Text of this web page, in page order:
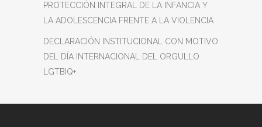
PROTECCIÓN INTEGRAL DE LA INFANCIA Y
LA ADOLESCENCIA FRENTE A LA VIOLENCIA
DECLARACIÓN INSTITUCIONAL CON MOTIVO
DEL DÍA INTERNACIONAL DEL ORGULLO
LGTBIQ+